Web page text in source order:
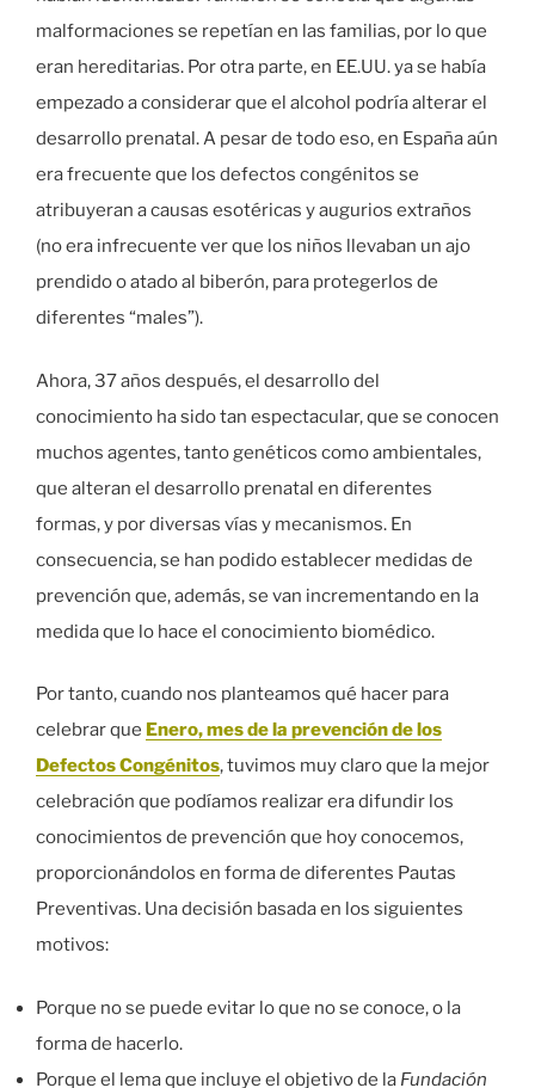
malformaciones se repetían en las familias, por lo que
eran hereditarias. Por otra parte, en EE.UU. ya se había
empezado a considerar que el alcohol podría alterar el
desarrollo prenatal. A pesar de todo eso, en España aún
era frecuente que los defectos congénitos se
atribuyeran a causas esotéricas y augurios extraños
(no era infrecuente ver que los niños llevaban un ajo
prendido o atado al biberón, para protegerlos de
diferentes “males”).
Ahora, 37 años después, el desarrollo del
conocimiento ha sido tan espectacular, que se conocen
muchos agentes, tanto genéticos como ambientales,
que alteran el desarrollo prenatal en diferentes
formas, y por diversas vías y mecanismos. En
consecuencia, se han podido establecer medidas de
prevención que, además, se van incrementando en la
medida que lo hace el conocimiento biomédico.
Por tanto, cuando nos planteamos qué hacer para
celebrar que Enero, mes de la prevención de los
Defectos Congénitos, tuvimos muy claro que la mejor
celebración que podíamos realizar era difundir los
conocimientos de prevención que hoy conocemos,
proporcionándolos en forma de diferentes Pautas
Preventivas. Una decisión basada en los siguientes
motivos:
Porque no se puede evitar lo que no se conoce, o la
forma de hacerlo.
Porque el lema que incluye el objetivo de la Fundación